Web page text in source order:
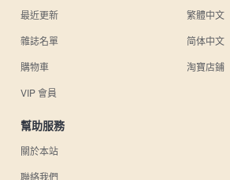
最近更新
雜誌名單
購物車
VIP 會員
繁體中文
简体中文
淘寶店鋪
幫助服務
關於本站
聯絡我們